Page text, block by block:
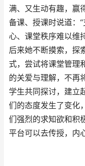
满、又生动有趣，赢
备课、授课时说道：
心、课堂秩序难以维
后来她不断摸索，探
式，尝试将课堂管理
的关爱与理解，不再
学生共同探讨，建立
们的态度发生了变化
们强烈的求知欲和积
平台可以去传授，内